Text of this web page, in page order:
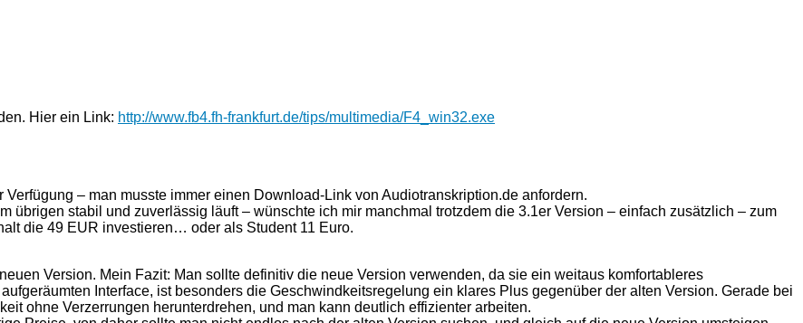
Hier ein Link: http://www.fb4.fh-frankfurt.de/tips/multimedia/F4_win32.exe
– man musste immer einen Download-Link von Audiotranskription.de anfordern.
übrigen stabil und zuverlässig läuft – wünschte ich mir manchmal trotzdem die 3.1er Version – einfach zusätzlich – zum
die 49 EUR investieren… oder als Student 11 Euro.
Version. Mein Fazit: Man sollte definitiv die neue Version verwenden, da sie ein weitaus komfortableres
Interface, ist besonders die Geschwindkeitsregelung ein klares Plus gegenüber der alten Version. Gerade bei
ohne Verzerrungen herunterdrehen, und man kann deutlich effizienter arbeiten.